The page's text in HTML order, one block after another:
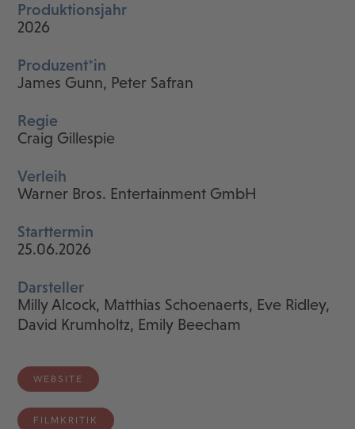
Produktionsjahr
2026
Produzent*in
James Gunn, Peter Safran
Regie
Craig Gillespie
Verleih
Warner Bros. Entertainment GmbH
Starttermin
25.06.2026
Darsteller
Milly Alcock, Matthias Schoenaerts, Eve Ridley,
David Krumholtz, Emily Beecham
WEBSITE
FILMKRITIK